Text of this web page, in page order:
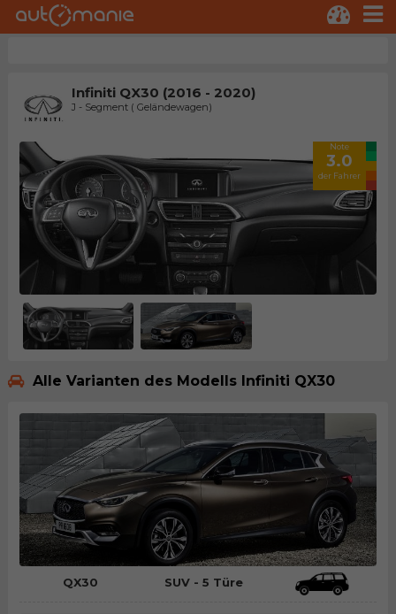
Infiniti QX30 (2016 - 2020)
J - Segment ( Geländewagen)
Note
3.0
der Fahrer
Alle Varianten des Modells Infiniti QX30
QX30 SUV - 5 Türe